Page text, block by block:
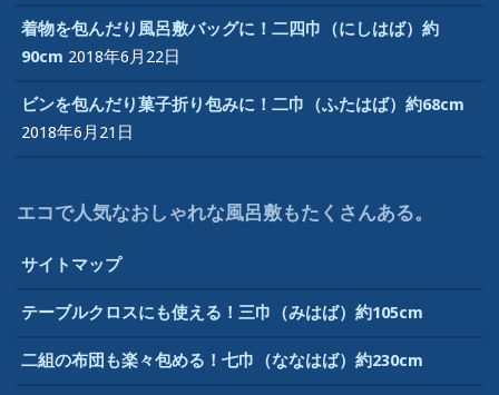
着物を包んだり風呂敷バッグに！二四巾（にしはば）約
90cm 2018年6月22日
ビンを包んだり菓子折り包みに！二巾（ふたはば）約68cm
2018年6月21日
エコで人気なおしゃれな風呂敷もたくさんある。
サイトマップ
テーブルクロスにも使える！三巾（みはば）約105cm
二組の布団も楽々包める！七巾（ななはば）約230cm